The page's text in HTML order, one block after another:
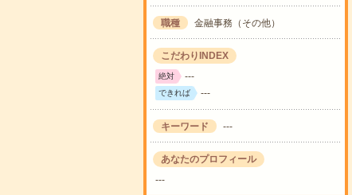
職種 金融事務（その他）
こだわりINDEX
絶対 ---
できれば ---
キーワード ---
あなたのプロフィール
---